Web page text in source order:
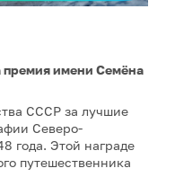
премия имени Семёна
СССР за лучшие
Северо-
года. Этой награде
путешественника